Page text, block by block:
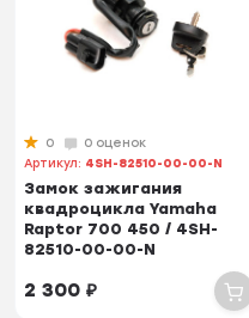
0
0 оценок
Артикул: 4SH-82510-00-00-N
Замок зажигания
квадроцикла Yamaha
Raptor 700 450 / 4SH-
82510-00-00-N
2 300₽